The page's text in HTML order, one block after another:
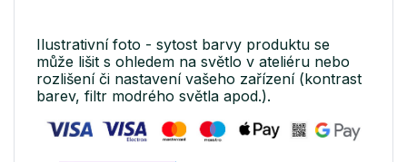
Ilustrativní foto - sytost barvy produktu se
může lišit s ohledem na světlo v ateliéru nebo
rozlišení či nastavení vašeho zařízení (kontrast
barev, filtr modrého světla apod.).